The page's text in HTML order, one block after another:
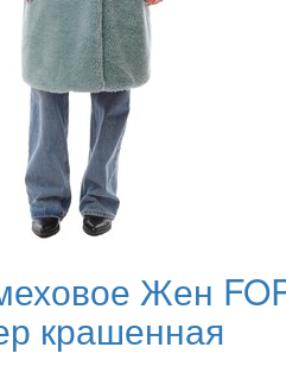
Жен
крашенная